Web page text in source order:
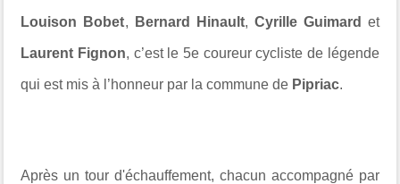
Louison Bobet, Bernard Hinault, Cyrille Guimard et
Laurent Fignon, c’est le 5e coureur cycliste de légende
qui est mis à l’honneur par la commune de Pipriac.
Après un tour d'échauffement, chacun accompagné par